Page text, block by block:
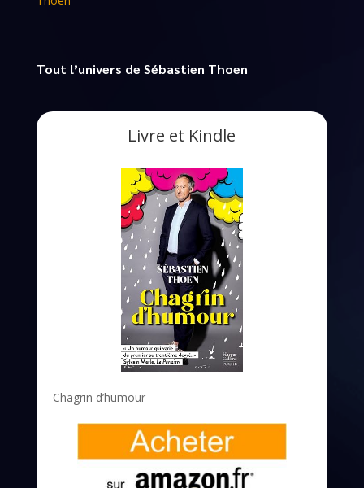
Tout l’univers de Sébastien Thoen
Livre et Kindle
Chagrin d’humour